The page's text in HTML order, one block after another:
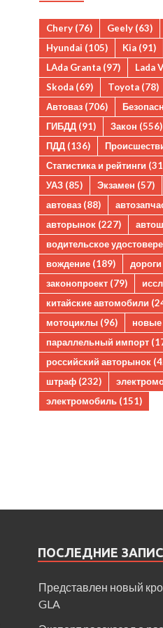
Chery (76) Geely (63)
Hyundai (105) Kia (91)
LAda Granta (97) Lada
Skoda (69) Toyota (78)
Автоваз (706)
ГИБДД (91) Закон (556)
ПДД (136)
Статистика и рейтинги
УАЗ (85) Экзамен (57)
автоваз (88)
авторынок (227)
водительское
вождение (189) дороги
законопроект (79)
китайские автомобили
мотоциклы (96) новые
параллельный импорт
российский авторынок
штраф (232)
электромобиль (151)
ПОСЛЕДНИЕ
Представлен новый
GLA